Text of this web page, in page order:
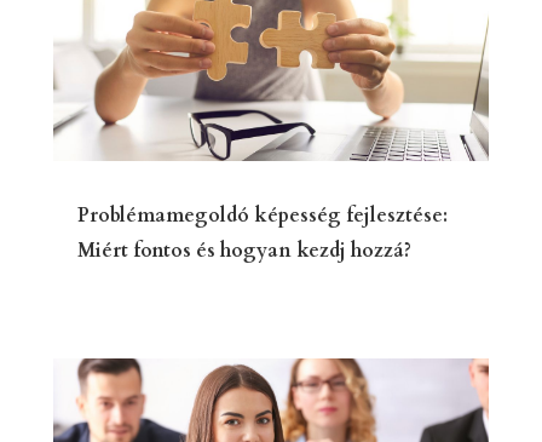
Problémamegoldó képesség fejlesztése:
Miért fontos és hogyan kezdj hozzá?